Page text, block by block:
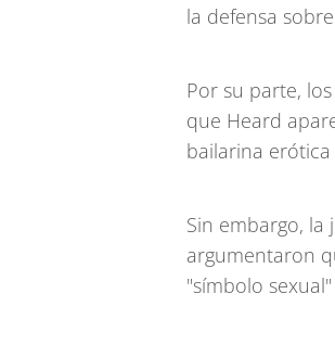
la defensa
Por su parte,
que Heard
bailarina
Sin embargo, la
argumentaron
"símbolo